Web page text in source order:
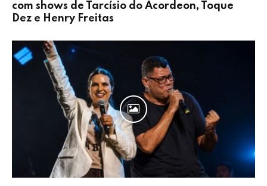
com shows de Tarcísio do Acordeon, Toque
Dez e Henry Freitas